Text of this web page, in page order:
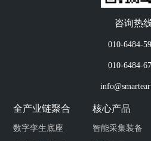
咨询热
010-6484-
010-6484-
全产业链聚合
数字孪生底座
核心产品
智能采集装备